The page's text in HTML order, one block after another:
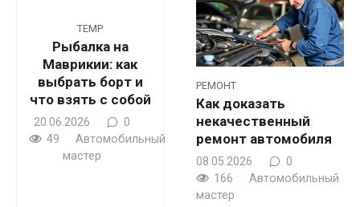
TEMP
Рыбалка на
Маврикии: как
выбрать борт и
что взять с собой
20.06.2026
0
49
Автомобильный
мастер
РЕМОНТ
Как доказать
некачественный
ремонт автомобиля
08.05.2026
0
166
Автомобильный
мастер